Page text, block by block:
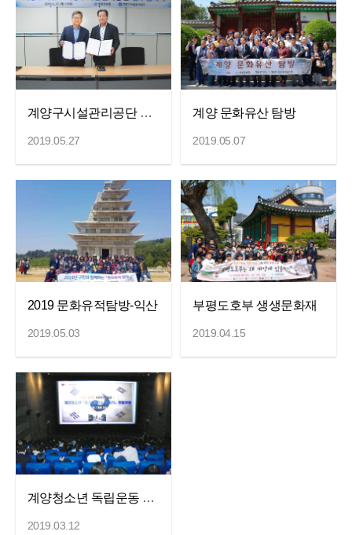
계양구시설관리공단 업무협약식
2019.05.27
계양 문화유산 탐방
2019.05.07
2019 문화유적탐방-익산
2019.05.03
부평도호부 생생문화재
2019.04.15
계양청소년 독립운동 영화관람
2019.03.12